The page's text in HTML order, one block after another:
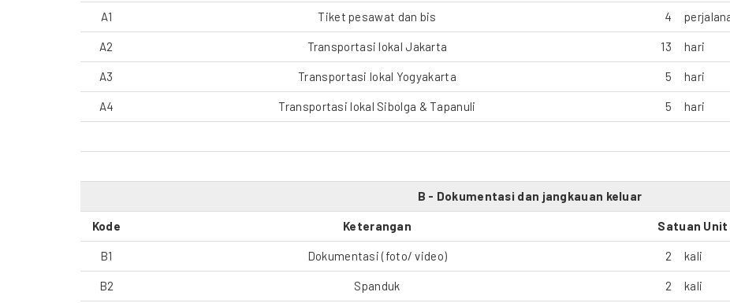
A1 Tiket pesawat dan bis 4
A2 Transportasi lokal Jakarta 13 hari
A3 Transportasi lokal Yogyakarta 5 hari
A4 Transportasi lokal Sibolga & Tapanuli 5 hari
B - Dokumentasi dan jangkauan keluar
Kode Keterangan Satuan Unit
B1 Dokumentasi (foto/ video) 2 kali
B2 Spanduk 2 kali